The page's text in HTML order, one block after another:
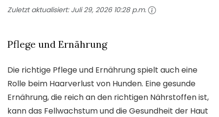
Zuletzt aktualisiert: Juli 29, 2026 10:28 p.m.
Pflege und Ernährung
Die richtige Pflege und Ernährung spielt auch eine
Rolle beim Haarverlust von Hunden. Eine gesunde
Ernährung, die reich an den richtigen Nährstoffen ist,
kann das Fellwachstum und die Gesundheit der Haut